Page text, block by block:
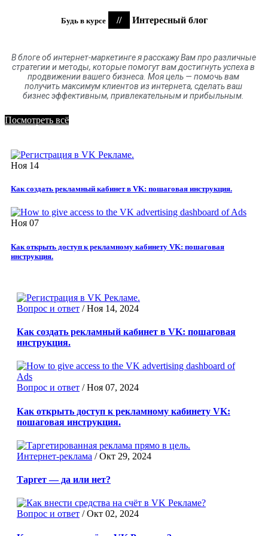
Будь в курсе // Интересный блог
В блогеобинтернет-маркетинге я расскажу Вам про различные
стратегии и методы, которые помогут вам достигнуть успеха в
продвижении вашего бизнеса. Моя цель — помочь вам
получить максимум клиентовизинтернета, сделать ваш
бизнес эффективным, привлекательным и прибыльным.
Посмотреть всё
Ноя 14
Как создать рекламный кабинет в VK: пошаговая инструкция.
Ноя 07
Как открыть доступ к рекламному кабинету VK: пошаговая
инструкция.
Вопрос и ответ /Ноя 14, 2024
Как создать рекламный кабинет в VK: пошаговая
инструкция.
Вопрос и ответ /Ноя 07, 2024
Как открыть доступ к рекламному кабинету VK:
пошаговая инструкция.
Интернет-реклама /Окт 29, 2024
Таргет — да или нет?
Вопрос и ответ /Окт 02, 2024